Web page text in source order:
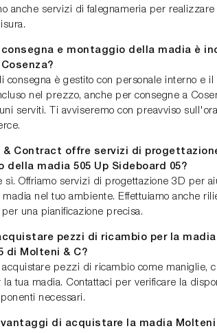
anche servizi di falegnameria per realizzare
consegna e montaggio della madia è
consegna è gestito con personale interno e il
nel prezzo, anche per consegne a
serviti. Ti avviseremo con preavviso
& Contract offre servizi di
della madia 505 Up Sideboard 05?
sì. Offriamo servizi di progettazione 3D per
nel tuo ambiente. Effettuiamo anche
una pianificazione precisa.
pezzi di ricambio per la madia
di Molteni & C?
pezzi di ricambio come maniglie,
la tua madia. Contattaci per verificare la
necessari.
di acquistare la madia Molteni